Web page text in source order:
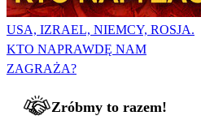
USA, IZRAEL, NIEMCY, ROSJA.
KTO NAPRAWDĘ NAM
ZAGRAŻA?
Zróbmy to razem!